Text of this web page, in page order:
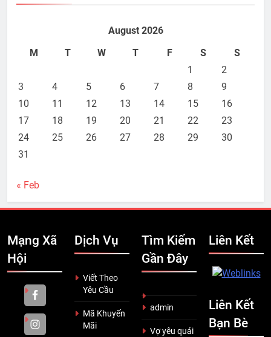
August 2026
M
T W T F S
S
1
2
3
4 5 6 7 8
9
10
11 12 13 14 15
16
17
18 19 20 21 22
23
24
25 26 27 28 29
30
31
« Feb
Mạng Xã
Hội
Dịch Vụ
Viết Theo
Yêu Cầu
Mã Khuyến
Mãi
Tìm Kiếm
Gần Đây
admin
Vợ yêu quái
Liên Kết
Liên Kết
Bạn Bè